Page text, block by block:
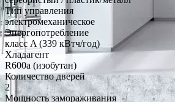
Тип управления
электромеханическое
Энергопотребление
класс A (339 кВтч/год)
Хладагент
R600a (изобутан)
Количество дверей
2
Мощность замораживания